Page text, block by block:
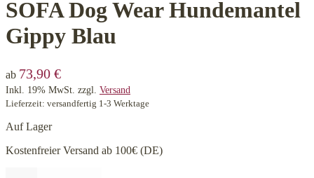
SOFA Dog Wear Hundemantel
Gippy Blau
ab 73,90 €
Inkl. 19% MwSt. zzgl. Versand
Lieferzeit: versandfertig 1-3 Werktage
Auf Lager
Kostenfreier Versand ab 100€ (DE)